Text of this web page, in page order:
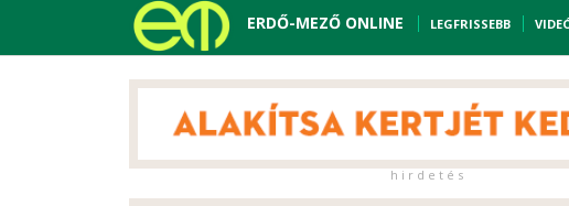
ERDŐ-MEZŐ ONLINE LEGFRISSEBB
h i r d e t é s